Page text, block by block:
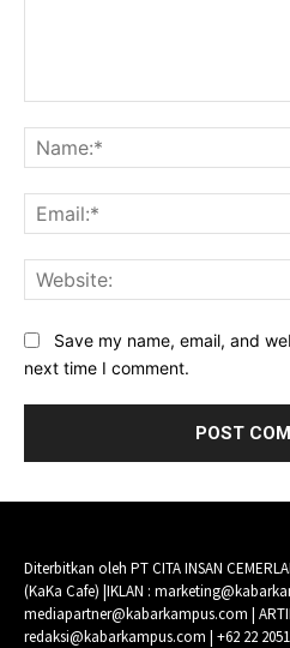
Save my name, email, and
next time I comment.
Diterbitkan oleh PT CITA INSAN
(KaKa Cafe) |IKLAN :
mediapartner@kabarkampus.com |
redaksi@kabarkampus.com | +62 22